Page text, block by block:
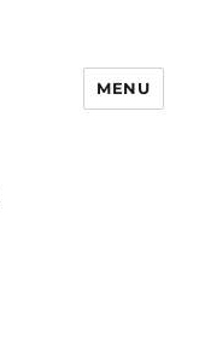
MENU